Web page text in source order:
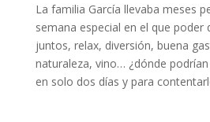
La familia García llevaba meses
semana especial en el que
juntos, relax, diversión, buena
naturaleza, vino… ¿dónde
en solo dos días y para